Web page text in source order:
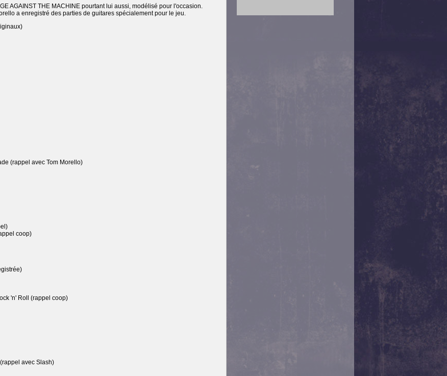
AGAINST THE MACHINE pourtant lui aussi, modélisé pour l'occasion.
a enregistré des parties de guitares spécialement pour le jeu.
(rappel avec Tom Morello)
coop)
'n' Roll (rappel coop)
avec Slash)